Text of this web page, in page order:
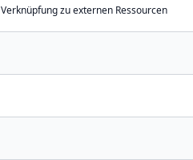
Verknüpfung zu externen Ressourcen